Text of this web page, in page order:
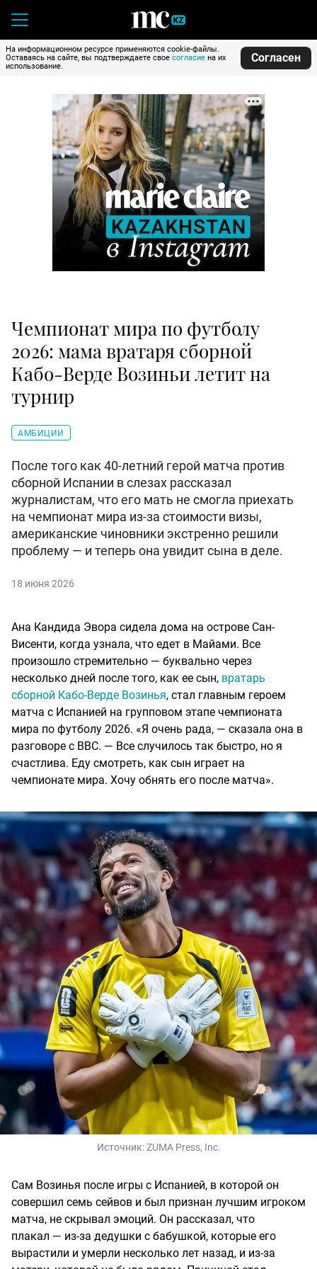
На информационном ресурсе применяются cookie-файлы.
Оставаясь на сайте, вы подтверждаете свое согласие на их
использование.
Согласен
Чемпионат мира по футболу
2026: мама вратаря сборной
Кабо-Верде Возиньи летит на
турнир
АМБИЦИИ
После того как 40-летний герой матча против
сборной Испании в слезах рассказал
журналистам, что его мать не смогла приехать
на чемпионат мира из-за стоимости визы,
американские чиновники экстренно решили
проблему — и теперь она увидит сына в деле.
18 июня 2026
Ана Кандида Эвора сидела дома на острове Сан-
Висенти, когда узнала, что едет в Майами. Все
произошло стремительно — буквально через
несколько дней после того, как ее сын, вратарь
сборной Кабо-Верде Возинья, стал главным героем
матча с Испанией на групповом этапе чемпионата
мира по футболу 2026. «Я очень рада, — сказала она в
разговоре с BBC. — Все случилось так быстро, но я
счастлива. Еду смотреть, как сын играет на
чемпионате мира. Хочу обнять его после матча».
Источник:ZUMA Press, Inc.
Сам Возинья после игры с Испанией, в которой он
совершил семь сейвов и был признан лучшим игроком
матча, не скрывал эмоций. Он рассказал, что
плакал — из-за дедушки с бабушкой, которые его
вырастили и умерли несколько лет назад, и из-за